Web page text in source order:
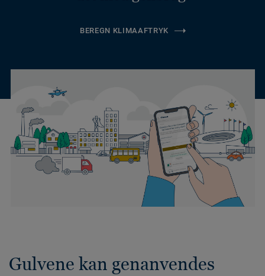
BEREGN KLIMAAFTRYK
Gulvene kan genanvendes